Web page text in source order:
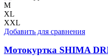
M
XL
XXL
Добавить для сравнения
Мотокуртка SHIMA